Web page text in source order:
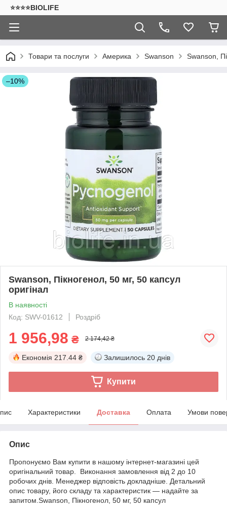
⭐⭐⭐⭐BIOLIFE
Товари та послуги Америка Swanson Swanson,
–10%
Swanson, Пікногенол, 50 мг, 50 капсул
оригінал
В наявності
Код: SWV-01612
Роздріб
1 956,98 ₴ 2 174,42 ₴
Економія 217.44 ₴ Залишилось 20 днів
Купити
Характеристики Доставка Оплата Умови
Опис
Пропонуємо Вам купити в нашому інтернет-магазині цей
оригінальний товар. Виконання замовлення від 2 до 10
робочих днів. Менеджер відповість докладніше. Детальний
опис товару, його складу та характеристик — надайте за
запитом.Swanson, Пікногенол, 50 мг, 50 капсул